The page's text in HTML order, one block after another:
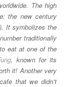
The high
the new century
It symbolizes the
traditionally
eat at one of the
, known for its
it! Another very
that we didn't